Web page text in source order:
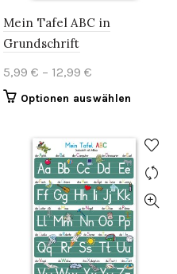
Mein Tafel ABC in
Grundschrift
5,99 € – 12,99 €
range:
12,99 €
Optionen auswählen
multiple
variants.
The
options
may
be
chosen